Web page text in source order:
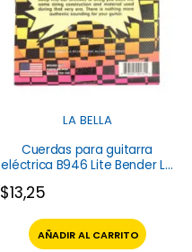
LA BELLA
Cuerdas para guitarra
eléctrica B946 Lite Bender La
$13,25
AÑADIR AL CARRITO